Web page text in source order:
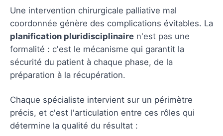
Une intervention chirurgicale palliative mal
coordonnée génère des complications évitables. La
planification pluridisciplinaire n'est pas une
formalité : c'est le mécanisme qui garantit la
sécurité du patient à chaque phase, de la
préparation à la récupération.
Chaque spécialiste intervient sur un périmètre
précis, et c'est l'articulation entre ces rôles qui
détermine la qualité du résultat :